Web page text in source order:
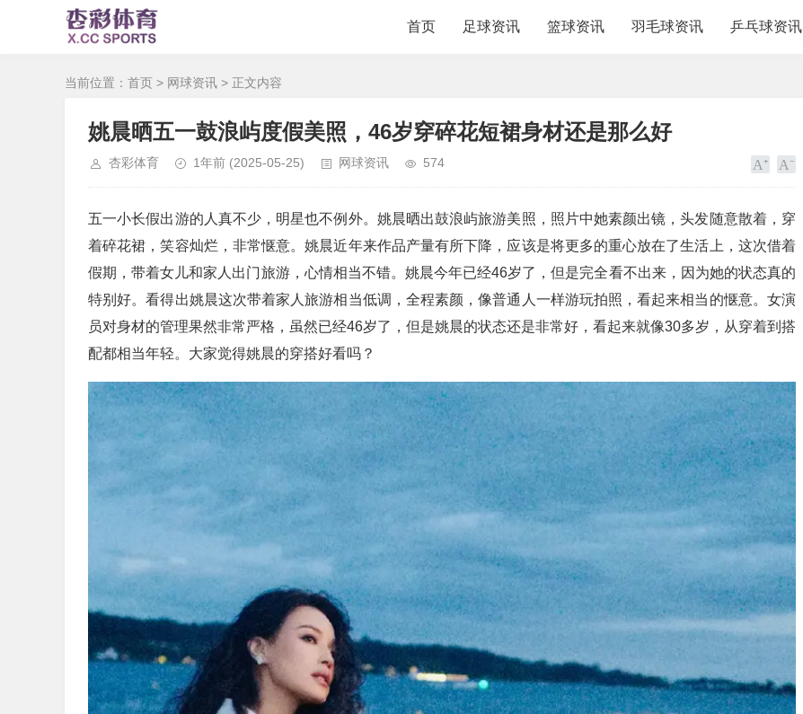
首页 足球资讯 篮球资讯 羽毛球资讯 乒乓球资讯
当前位置： 首页 > 网球资讯 > 正文内容
姚晨晒五一鼓浪屿度假美照，46岁穿碎花短裙身材还是那么好
杏彩体育 1年前 (2025-05-25) 网球资讯 574
五一小长假出游的人真不少，明星也不例外。姚晨晒出鼓浪屿旅游美照，照片中她素颜出镜，头发随意散着，穿
着碎花裙，笑容灿烂，非常惬意。姚晨近年来作品产量有所下降，应该是将更多的重心放在了生活上，这次借着
假期，带着女儿和家人出门旅游，心情相当不错。姚晨今年已经46岁了，但是完全看不出来，因为她的状态真的
特别好。看得出姚晨这次带着家人旅游相当低调，全程素颜，像普通人一样游玩拍照，看起来相当的惬意。女演
员对身材的管理果然非常严格，虽然已经46岁了，但是姚晨的状态还是非常好，看起来就像30多岁，从穿着到搭
配都相当年轻。大家觉得姚晨的穿搭好看吗？